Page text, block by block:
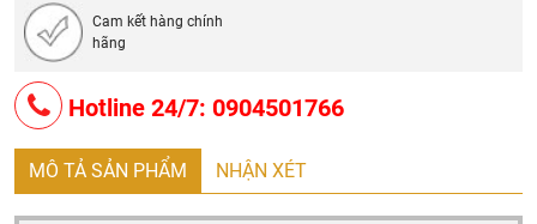
Cam kết hàng chính
hãng
Hotline 24/7: 0904501766
MÔ TẢ SẢN PHẨM NHẬN XÉT